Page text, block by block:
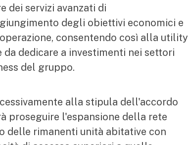
dei servizi avanzati di
degli obiettivi economici e
consentendo così alla utility
dedicare a investimenti nei settori
del gruppo.
alla stipula dell'accordo
proseguire l'espansione della rete
delle rimanenti unità abitative con